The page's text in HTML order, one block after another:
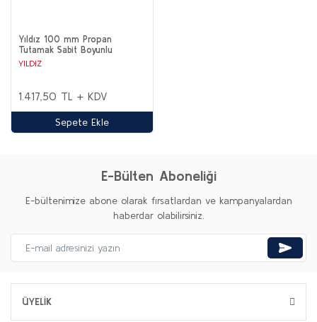
Yıldız 100 mm Propan
Tutamak Sabit Boyunlu
YILDIZ
1.417,50 TL + KDV
Sepete Ekle
E-Bülten Aboneliği
E-bültenimize abone olarak fırsatlardan ve kampanyalardan
haberdar olabilirsiniz.
ÜYELİK